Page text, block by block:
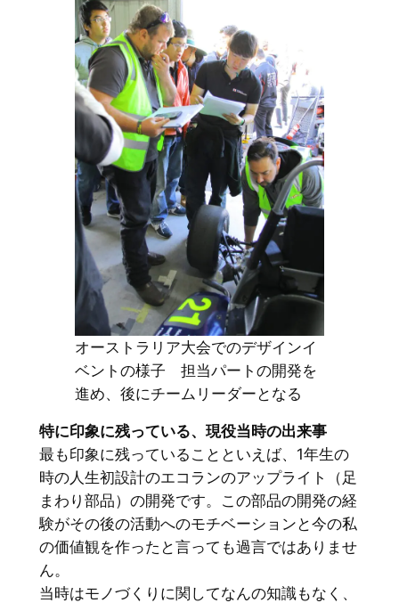
オーストラリア大会でのデザインイ
ベントの様子 担当パートの開発を
進め、後にチームリーダーとなる
特に印象に残っている、現役当時の出来事
最も印象に残っていることといえば、1年生の
時の人生初設計のエコランのアップライト（足
まわり部品）の開発です。この部品の開発の経
験がその後の活動へのモチベーションと今の私
の価値観を作ったと言っても過言ではありませ
ん。
当時はモノづくりに関してなんの知識もなく、